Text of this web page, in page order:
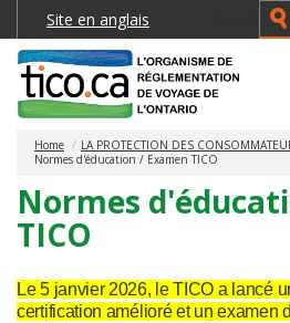
Site en anglais
Home
LA PROTECTION DES
Normes d'éducation / Examen TICO
Normes
TICO
Le 5 janvier 2026, le TICO a lancé
certification amélioré et un examen